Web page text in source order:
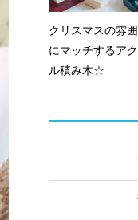
クリスマスの雰
にマッチするア
ル積み木☆